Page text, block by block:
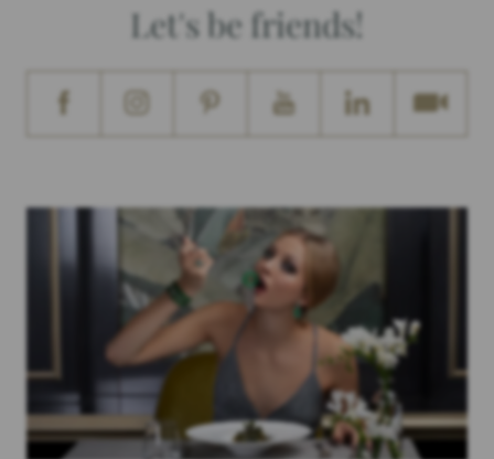
Let's be friends!